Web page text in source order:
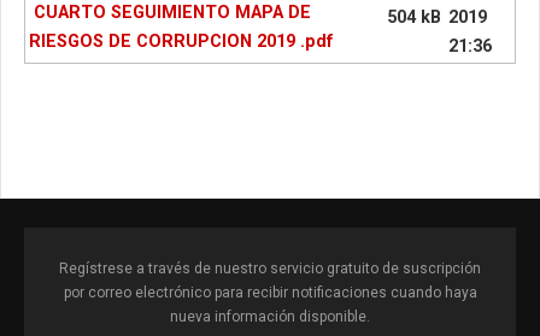
CUARTO SEGUIMIENTO MAPA DE
RIESGOS DE CORRUPCION 2019 .pdf
504 kB 2019
21:36
Regístrese a través de nuestro servicio gratuito de suscripción
por correo electrónico para recibir notificaciones cuando haya
nueva información disponible.